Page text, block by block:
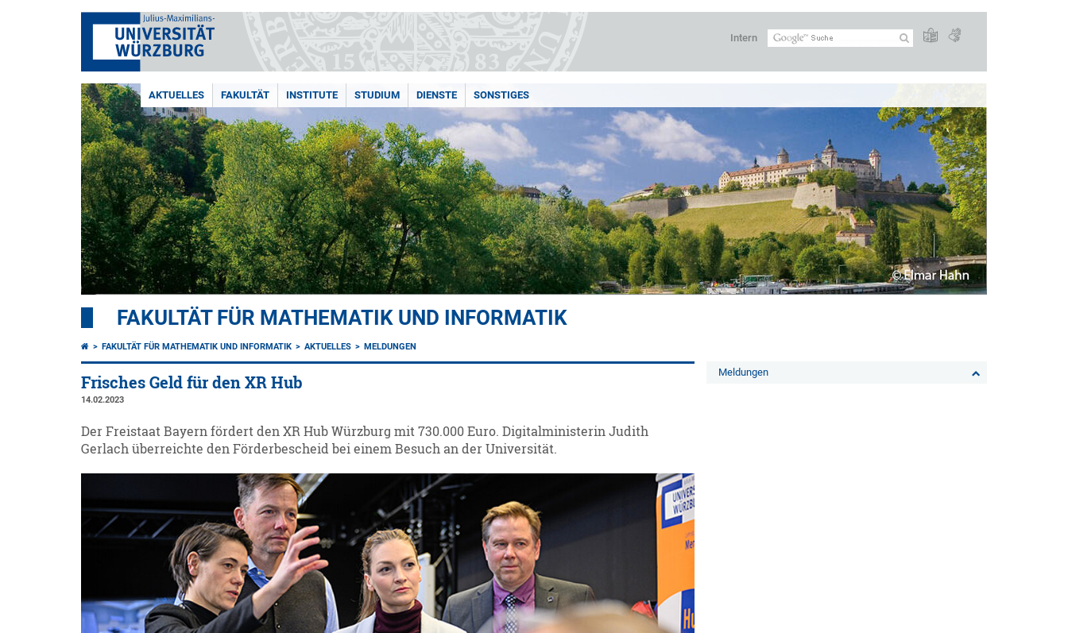
Intern
AKTUELLES FAKULTÄT INSTITUTE STUDIUM DIENSTE SONSTIGES
FAKULTÄT FÜR MATHEMATIK UND INFORMATIK
FAKULTÄT FÜR MATHEMATIK UND INFORMATIK AKTUELLES MELDUNGEN
Frisches Geld für den XR Hub
14.02.2023
Der Freistaat Bayern fördert den XR Hub Würzburg mit 730.000 Euro. Digitalministerin Judith
Gerlach überreichte den Förderbescheid bei einem Besuch an der Universität.
Meldungen